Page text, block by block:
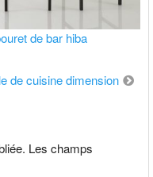
de bar hiba
de cuisine dimension
Les champs